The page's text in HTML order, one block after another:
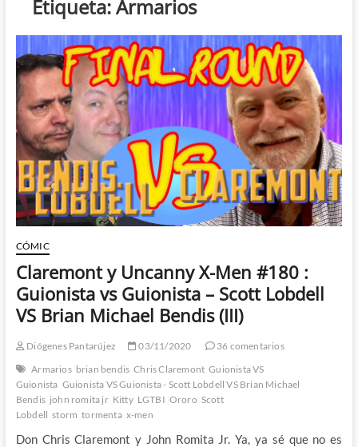
Etiqueta:Armarios
CÓMIC
Claremont y Uncanny X-Men #180 :
Guionista vs Guionista – Scott Lobdell
VS Brian Michael Bendis (III)
Diógenes Pantarújez 03/11/2020
36 comentarios
Armarios brian bendis Chris Claremont Guionista VS
Guionista Guionista VS Guionista - Scott Lobdell VS Brian Michael
Bendis john romita jr Kitty LGTBI Ororo Scott
Lobdell storm tormenta x-men
Don Chris Claremont y John Romita Jr. Ya, ya sé que no es